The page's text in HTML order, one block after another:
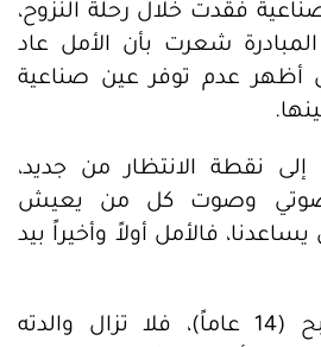
فُقدت خلال رحلة النزوح،
شعرت بأن الأمل عاد
أظهر عدم توفر عين صناعية
نقطة الانتظار من جديد،
صوتي وصوت كل من يعيش
فالأمل أولاً وأخيراً بيد
أما الطفل كرم صبح (14 عاماً)، فلا تزال والدته